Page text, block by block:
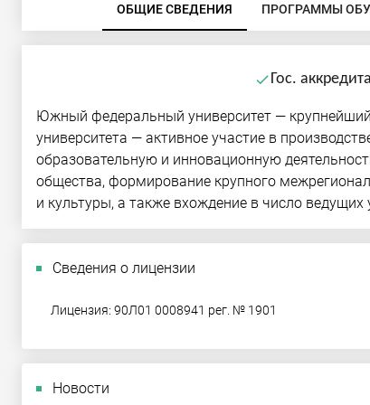
ОБЩИЕ СВЕДЕНИЯ ПРОГРАММЫ
doneГос.
Южный федеральный университет —
университета — активное участие в
образовательную и инновационную
общества, формирование крупного
и культуры, а также вхождение в число ведущих
Сведения о лицензии
Лицензия: 90Л01 0008941 рег. № 1901
Новости